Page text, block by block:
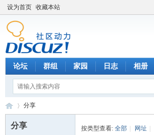
设为首页 收藏本站
论坛 群组 家园 日志 相册
分享
分享 按类型查看: 全部 网址